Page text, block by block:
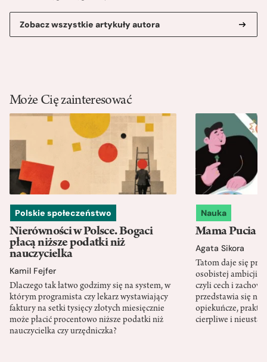
Zobacz wszystkie artykuły autora
Może Cię zainteresować
Polskie społeczeństwo
Nierówności w Polsce. Bogaci
płacą niższe podatki niż
nauczycielka
Kamil Fejfer
Dlaczego tak łatwo godzimy się na system, w
którym programista czy lekarz wystawiający
faktury na setki tysięcy złotych miesięcznie
może płacić procentowo niższe podatki niż
nauczycielka czy urzędniczka?
Nauka
Mama Pucia
Agata Sikora
Tatom daje się
osobistej ambicji,
czyli cech i
przedstawia się
opiekuńcze,
cierpliwe i